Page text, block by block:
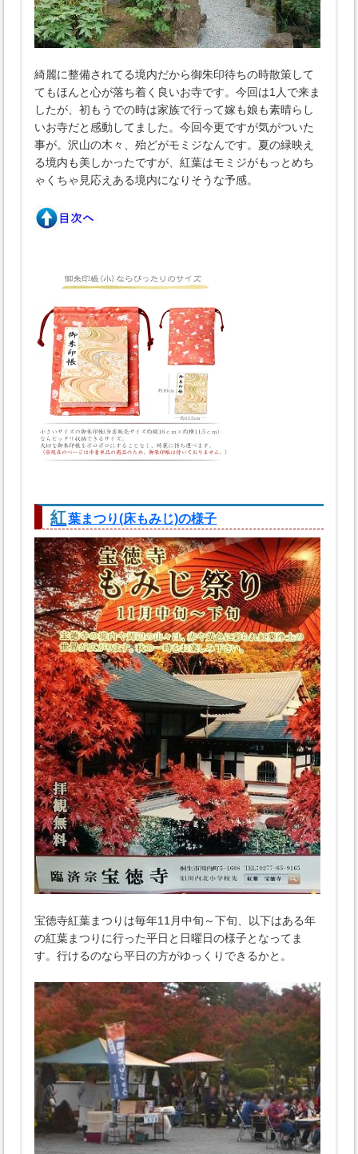
綺麗に整備されてる境内だから御朱印待ちの時散策して
てもほんと心が落ち着く良いお寺です。今回は1人で来ま
したが、初もうでの時は家族で行って嫁も娘も素晴らし
いお寺だと感動してました。今回今更ですが気がついた
事が。沢山の木々、殆どがモミジなんです。夏の緑映え
る境内も美しかったですが、紅葉はモミジがもっとめち
ゃくちゃ見応えある境内になりそうな予感。
紅葉まつり(床もみじ)の様子
宝徳寺紅葉まつりは毎年11月中旬～下旬、以下はある年
の紅葉まつりに行った平日と日曜日の様子となってま
す。行けるのなら平日の方がゆっくりできるかと。